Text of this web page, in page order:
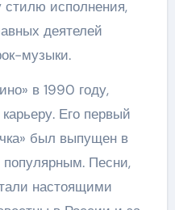
стилю исполнения,
деятелей
музыки.
в 1990 году,
Его первый
был выпущен в
популярным. Песни,
настоящими